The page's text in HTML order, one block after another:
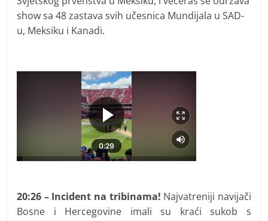
show sa 48 zastava svih učesnica Mundijala u SAD-
u, Meksiku i Kanadi.
20:26 – Incident na tribinama! Najvatreniji navijači
Bosne i Hercegovine imali su kraći sukob s